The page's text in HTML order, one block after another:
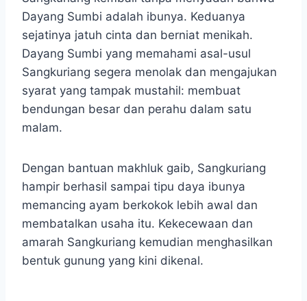
Dayang Sumbi adalah ibunya. Keduanya
sejatinya jatuh cinta dan berniat menikah.
Dayang Sumbi yang memahami asal-usul
Sangkuriang segera menolak dan mengajukan
syarat yang tampak mustahil: membuat
bendungan besar dan perahu dalam satu
malam.
Dengan bantuan makhluk gaib, Sangkuriang
hampir berhasil sampai tipu daya ibunya
memancing ayam berkokok lebih awal dan
membatalkan usaha itu. Kekecewaan dan
amarah Sangkuriang kemudian menghasilkan
bentuk gunung yang kini dikenal.